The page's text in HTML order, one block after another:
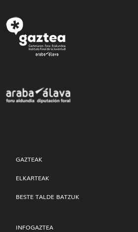
GAZTEAK
ELKARTEAK
BESTE TALDE BATZUK
INFOGAZTEA